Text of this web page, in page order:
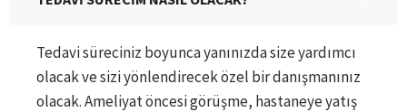
Tedavi süreciniz boyunca yanınızda size yardımcı
olacak ve sizi yönlendirecek özel bir danışmanınız
olacak. Ameliyat öncesi görüşme, hastaneye yatış